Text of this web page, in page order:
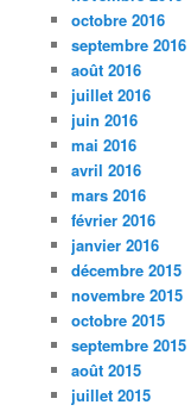
octobre 2016
septembre 2016
août 2016
juillet 2016
juin 2016
mai 2016
avril 2016
mars 2016
février 2016
janvier 2016
décembre 2015
novembre 2015
octobre 2015
septembre 2015
août 2015
juillet 2015